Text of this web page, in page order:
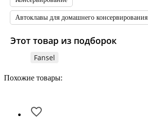
Автоклавы для домашнего консервирования
Этот товар из подборок
Fansel
Похожие товары: